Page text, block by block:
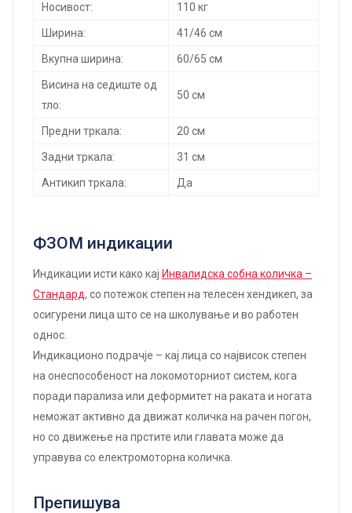
Носивост: 110 кг
Ширина: 41/46 см
Вкупна ширина: 60/65 см
Висина на седиште од
тло:
50 см
Предни тркала: 20 см
Задни тркала: 31 см
Антикип тркала: Да
ФЗОМ индикации
Индикации исти како кај Инвалидска собна количка –
Стандард, со потежок степен на телесен хендикеп, за
осигурени лица што се на школување и во работен
однос.
Индикационо подрачје – кај лица со највисок степен
на онеспособеност на локомоторниот систем, кога
поради парализа или деформитет на раката и ногата
неможат активно да движат количка на рачен погон,
но со движење на прстите или главата може да
управува со електромоторна количка.
Препишува